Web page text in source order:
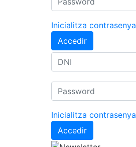
Inicialitza contrasenya
Accedir
Inicialitza contrasenya
Accedir